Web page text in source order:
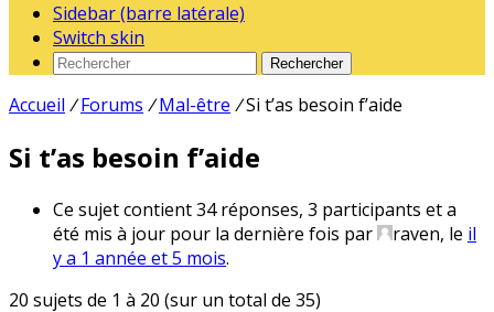
Sidebar (barre latérale)
Switch skin
Rechercher
Accueil / Forums / Mal-être /Si t’as besoin f’aide
Si t’as besoin f’aide
Ce sujet contient 34 réponses, 3 participants et a
été mis à jour pour la dernière fois par
raven, le il
y a 1 année et 5 mois.
20 sujets de 1 à 20 (sur un total de 35)